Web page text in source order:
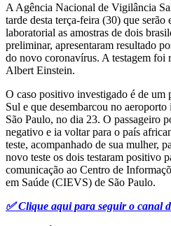
A Agência Nacional de Vigilância
tarde desta terça-feira (30) que serão
laboratorial as amostras de dois
preliminar, apresentaram resultado
do novo coronavírus. A testagem foi
Albert Einstein.
O caso positivo investigado é de
Sul e que desembarcou no
São Paulo, no dia 23. O passageiro
negativo e ia voltar para o país
teste, acompanhado de sua mulher,
novo teste os dois testaram positivo
comunicação ao Centro de
em Saúde (CIEVS) de São Paulo.
✅ Clique aqui para seguir o canal